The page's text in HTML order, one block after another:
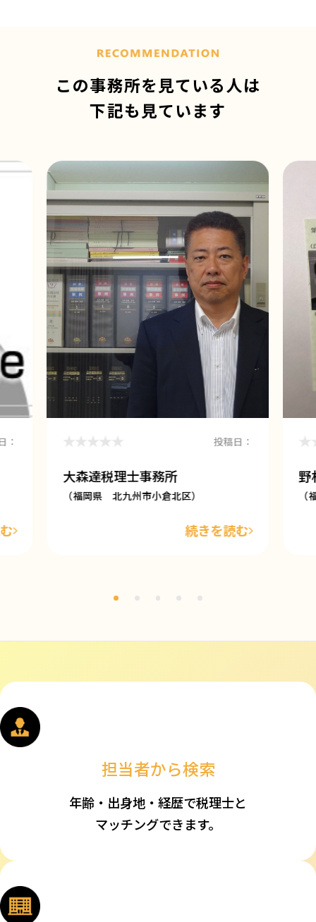
この事務所を見ている人は
下記も見ています
： 投稿日：
大森達税理士事務所
（福岡県 北九州市小倉北区）
続きを読む
野
担当者から検索
年齢・出身地・経歴で税理士と
マッチングできます。